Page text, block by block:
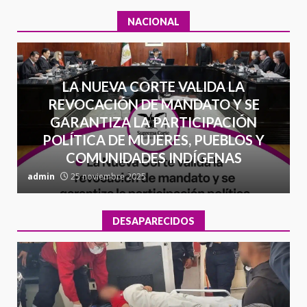
NACIONAL
LA NUEVA CORTE VALIDA LA
REVOCACIÓN DE MANDATO Y SE
GARANTIZA LA PARTICIPACIÓN
POLÍTICA DE MUJERES, PUEBLOS Y
COMUNIDADES INDÍGENAS
admin 25 noviembre 2025
DESAPARECIDOS